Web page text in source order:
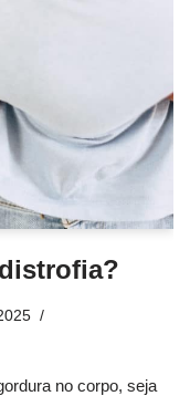
no corpo, seja